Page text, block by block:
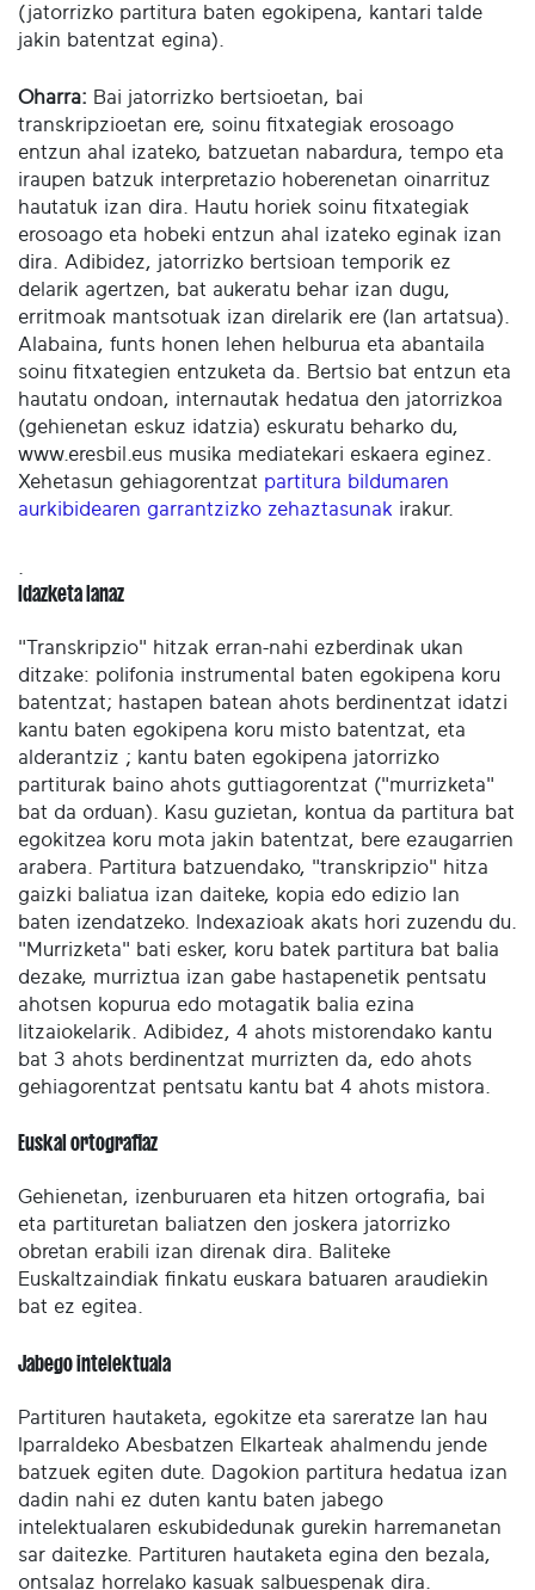
(jatorrizko partitura baten egokipena, kantari talde
jakin batentzat egina).
Oharra: Bai jatorrizko bertsioetan, bai
transkripzioetan ere, soinu fitxategiak erosoago
entzun ahal izateko, batzuetan nabardura, tempo eta
iraupen batzuk interpretazio hoberenetan oinarrituz
hautatuk izan dira. Hautu horiek soinu fitxategiak
erosoago eta hobeki entzun ahal izateko eginak izan
dira. Adibidez, jatorrizko bertsioan temporik ez
delarik agertzen, bat aukeratu behar izan dugu,
erritmoak mantsotuak izan direlarik ere (lan artatsua).
Alabaina, funts honen lehen helburua eta abantaila
soinu fitxategien entzuketa da. Bertsio bat entzun eta
hautatu ondoan, internautak hedatua den jatorrizkoa
(gehienetan eskuz idatzia) eskuratu beharko du,
www.eresbil.eus musika mediatekari eskaera eginez.
Xehetasun gehiagorentzat partitura bildumaren
aurkibidearen garrantzizko zehaztasunak irakur.
Idazketa lanaz
"Transkripzio" hitzak erran-nahi ezberdinak ukan
ditzake: polifonia instrumental baten egokipena koru
batentzat; hastapen batean ahots berdinentzat idatzi
kantu baten egokipena koru misto batentzat, eta
alderantziz ; kantu baten egokipena jatorrizko
partiturak baino ahots guttiagorentzat ("murrizketa"
bat da orduan). Kasu guzietan, kontua da partitura bat
egokitzea koru mota jakin batentzat, bere ezaugarrien
arabera. Partitura batzuendako, "transkripzio" hitza
gaizki baliatua izan daiteke, kopia edo edizio lan
baten izendatzeko. Indexazioak akats hori zuzendu du.
"Murrizketa" bati esker, koru batek partitura bat balia
dezake, murriztua izan gabe hastapenetik pentsatu
ahotsen kopurua edo motagatik balia ezina
litzaiokelarik. Adibidez, 4 ahots mistorendako kantu
bat 3 ahots berdinentzat murrizten da, edo ahots
gehiagorentzat pentsatu kantu bat 4 ahots mistora.
Euskal ortografiaz
Gehienetan, izenburuaren eta hitzen ortografia, bai
eta partituretan baliatzen den joskera jatorrizko
obretan erabili izan direnak dira. Baliteke
Euskaltzaindiak finkatu euskara batuaren araudiekin
bat ez egitea.
Jabego intelektuala
Partituren hautaketa, egokitze eta sareratze lan hau
Iparraldeko Abesbatzen Elkarteak ahalmendu jende
batzuek egiten dute. Dagokion partitura hedatua izan
dadin nahi ez duten kantu baten jabego
intelektualaren eskubidedunak gurekin harremanetan
sar daitezke. Partituren hautaketa egina den bezala,
ontsalaz horrelako kasuak salbuespenak dira.